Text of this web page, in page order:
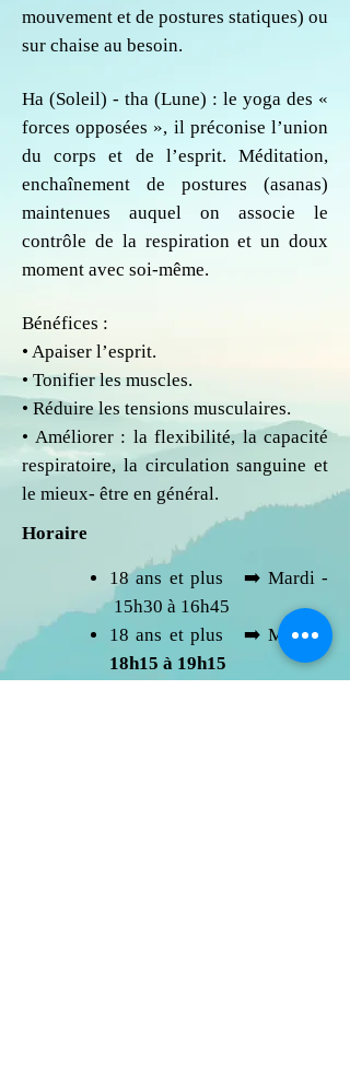
mouvement et de postures statiques) ou
sur chaise au besoin.
Ha (Soleil) - tha (Lune) : le yoga des «
forces opposées », il préconise l’union
du corps et de l’esprit. Méditation,
enchaînement de postures (asanas)
maintenues auquel on associe le
contrôle de la respiration et un doux
moment avec soi-même.
Bénéfices :
• Apaiser l’esprit.
• Tonifier les muscles.
• Réduire les tensions musculaires.
• Améliorer : la flexibilité, la capacité
respiratoire, la circulation sanguine et
le mieux- être en général.
Horaire
18 ans et plus ​ ➡️ Mardi -
15h30 à 16h45
18 ans et plus ​ ➡️ Mardi
18h15 à 19h15